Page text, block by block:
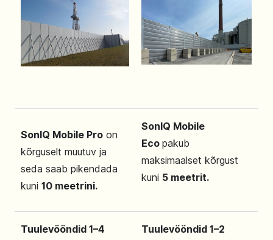
SonIQ Mobile Pro on
kõrguselt muutuv ja
seda saab pikendada
kuni 10 meetrini.
SonIQ Mobile
Eco pakub
maksimaalset kõrgust
kuni 5 meetrit.
Tuulevööndid 1–4 Tuulevööndid 1–2